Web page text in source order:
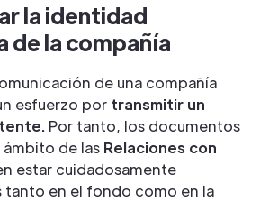
la identidad
de la compañía
de una compañía
esfuerzo por transmitir un
Por tanto, los documentos
de las Relaciones con
estar cuidadosamente
en el fondo como en la